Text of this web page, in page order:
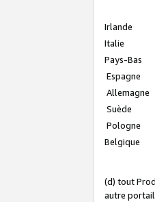
Irlande
Italie
Pays-Bas
Espagne
Allemagne
Suède
Pologne
Belgique
(d) tout
autre portail